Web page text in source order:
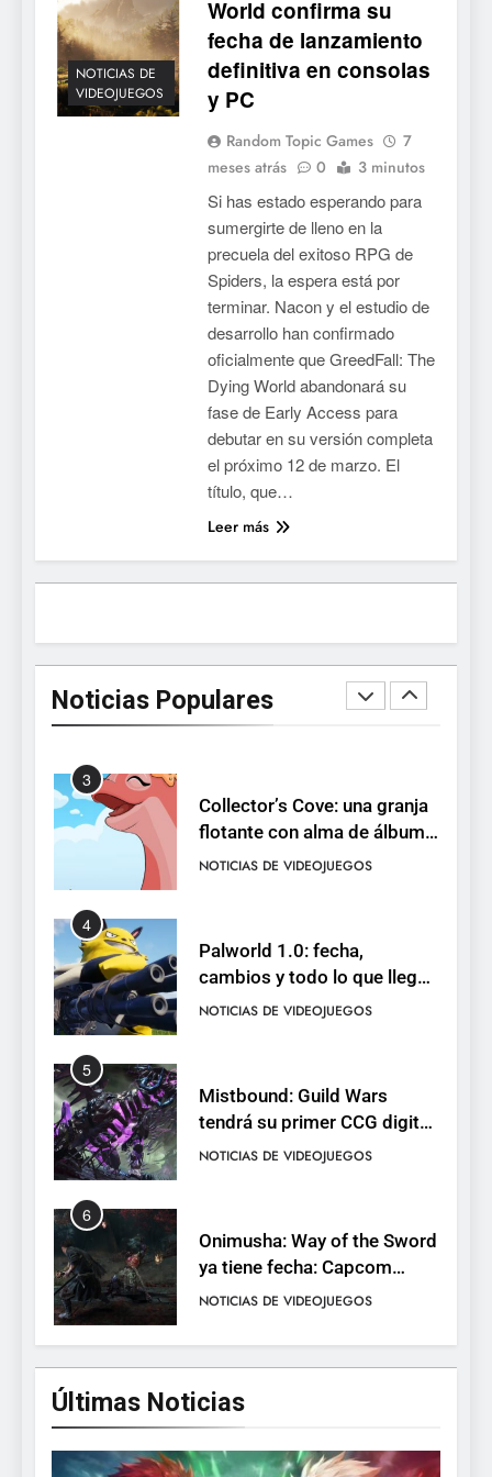
NOTICIAS DE
VIDEOJUEGOS
World confirma su
fecha de lanzamiento
definitiva en consolas
y PC
Random Topic Games
7
meses atrás
0 3 minutos
Si has estado esperando para
sumergirte de lleno en la
precuela del exitoso RPG de
Spiders, la espera está por
terminar. Nacon y el estudio de
desarrollo han confirmado
oficialmente que GreedFall: The
Dying World abandonará su
fase de Early Access para
debutar en su versión completa
el próximo 12 de marzo. El
título, que…
Leer más
Noticias Populares
6
Onimusha: Way of the Sword
ya tiene fecha: Capcom
reservas
NOTICIAS DE VIDEOJUEGOS
No Rest for the Wicked
confirma su versión 1.0 para
octubre en PS5 y PC
NOTICIAS DE VIDEOJUEGOS
Stuntman: Hollywood
devuelve el espectáculo de
la conducción acrobática a
PS5, Xbox Series X|S y PC
NOTICIAS DE VIDEOJUEGOS
Ragnarok Origin: Classic ya
está disponible, y es el único
RO F2P-friendly de la saga
NOTICIAS DE VIDEOJUEGOS
Humble Choice de julio
Neon White en el mismo
pack
NOTICIAS DE VIDEOJUEGOS
3
Collector’s Cove: una granja
flotante con alma de álbum
4
Palworld 1.0: fecha,
cambios y todo lo que llega
con el lanzamiento
completo
5
Mistbound: Guild Wars
tendrá su primer CCG digital
para PC y móviles
6
Onimusha: Way of the Sword
ya tiene fecha: Capcom
lanza demo gratuita y abre
reservas
7
No Rest for the Wicked
confirma su versión 1.0 para
octubre en PS5 y PC
NOTICIAS DE VIDEOJUEGOS
Últimas Noticias